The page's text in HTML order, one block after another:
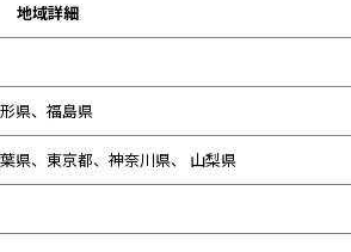
地域詳細
県、福島県
県、東京都、神奈川県、 山梨県